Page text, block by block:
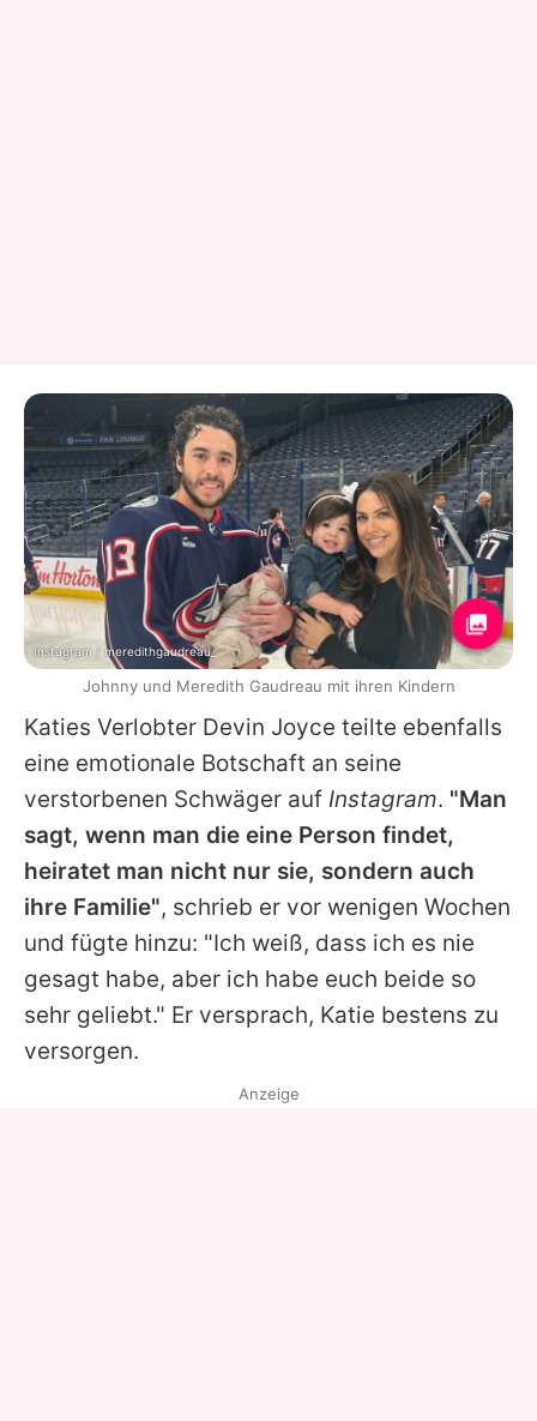
Katies Verlobter Devin Joyce teilte ebenfalls
eine emotionale Botschaft an seine
verstorbenen Schwäger auf Instagram. "Man
sagt, wenn man die eine Person findet,
heiratet man nicht nur sie, sondern auch
ihre Familie", schrieb er vor wenigen Wochen
und fügte hinzu: "Ich weiß, dass ich es nie
gesagt habe, aber ich habe euch beide so
sehr geliebt." Er versprach, Katie bestens zu
versorgen.
Instagram / meredithgaudreau_
Johnny und Meredith Gaudreau mit ihren Kindern
Anzeige